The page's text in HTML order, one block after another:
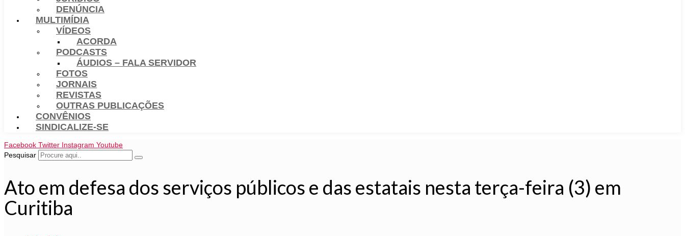
DENÚNCIA
MULTIMÍDIA
VÍDEOS
ACORDA
PODCASTS
ÁUDIOS – FALA SERVIDOR
FOTOS
JORNAIS
REVISTAS
OUTRAS PUBLICAÇÕES
CONVÊNIOS
SINDICALIZE-SE
Facebook Twitter Instagram Youtube
Pesquisar
Ato em defesa dos serviços públicos e das estatais nesta terça-feira (3) em
Curitiba